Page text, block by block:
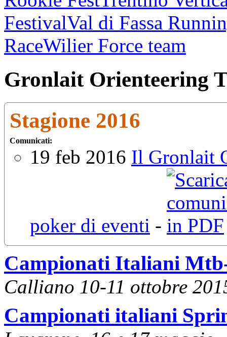
FestivalVal di Fassa
RaceWilier Force team
Gronlait Orienteering
Stagione 2016
Comunicati:
19 feb 2016 Il Gronlait
poker di eventi -
Campionati Italiani
Calliano 10-11 ottobre
Campionati italiani